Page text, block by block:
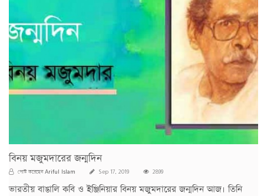
বিনয় মজুমদারের জন্মদিন
পোস্ট করেছেনAriful Islam Sep 17, 2019 2899
ভারতীয় বাঙালি কবি ও ইঞ্জিনিয়ার বিনয় মজুমদারের জন্মদিন আজ। তিনি